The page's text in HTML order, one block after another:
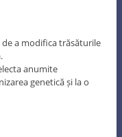
a modifica trăsăturile
anumite
genetică și la o